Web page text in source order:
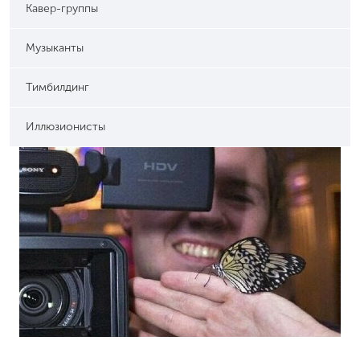
Кавер-группы
Музыканты
Тимбилдинг
Иллюзионисты